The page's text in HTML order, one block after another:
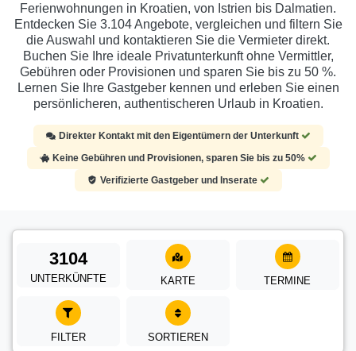
Ferienwohnungen in Kroatien, von Istrien bis Dalmatien.
Entdecken Sie 3.104 Angebote, vergleichen und filtern Sie
die Auswahl und kontaktieren Sie die Vermieter direkt.
Buchen Sie Ihre ideale Privatunterkunft ohne Vermittler,
Gebühren oder Provisionen und sparen Sie bis zu 50 %.
Lernen Sie Ihre Gastgeber kennen und erleben Sie einen
persönlicheren, authentischeren Urlaub in Kroatien.
Direkter Kontakt mit den Eigentümern der Unterkunft
Keine Gebühren und Provisionen, sparen Sie bis zu 50%
Verifizierte Gastgeber und Inserate
3104
UNTERKÜNFTE KARTE TERMINE
FILTER SORTIEREN